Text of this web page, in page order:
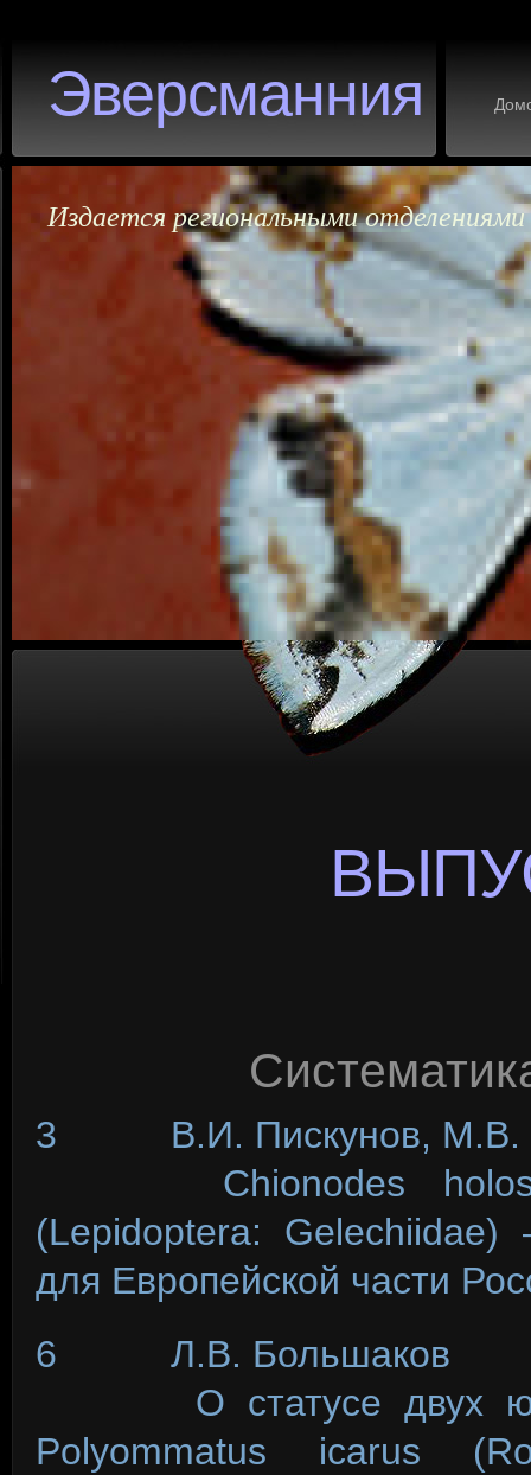
Эверсманния
Издается региональными
3 В.И. Пискунов, М.В.
Chionodes
(Lepidoptera:
для Европейской части
6 Л.В. Большаков
О статусе двух
Polyommatus icarus